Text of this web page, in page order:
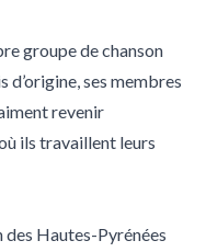
groupe de chanson
ses membres
revenir
ils travaillent leurs
des Hautes-Pyrénées